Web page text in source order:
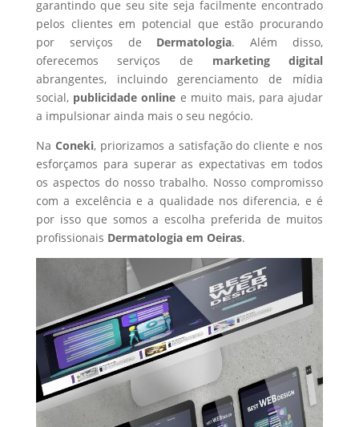
garantindo que seu site seja facilmente encontrado
pelos clientes em potencial que estão procurando
por serviços de Dermatologia. Além disso,
oferecemos serviços de marketing digital
abrangentes, incluindo gerenciamento de mídia
social, publicidade online e muito mais, para ajudar
a impulsionar ainda mais o seu negócio.
Na Coneki, priorizamos a satisfação do cliente e nos
esforçamos para superar as expectativas em todos
os aspectos do nosso trabalho. Nosso compromisso
com a excelência e a qualidade nos diferencia, e é
por isso que somos a escolha preferida de muitos
profissionais Dermatologiaem Oeiras.